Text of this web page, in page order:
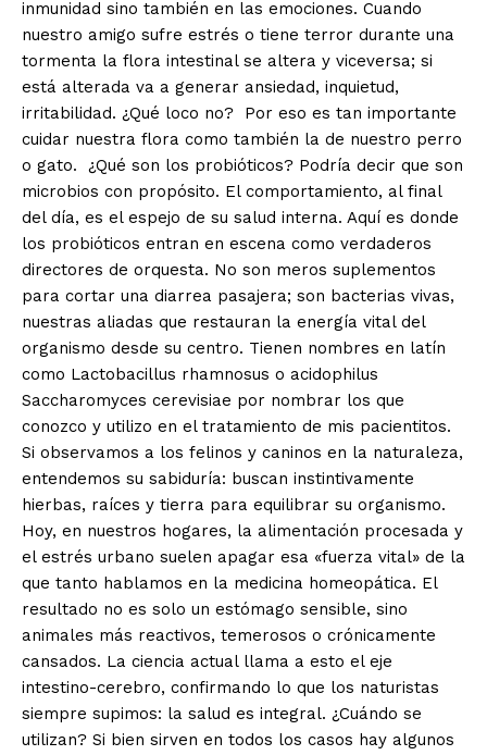
inmunidad sino también en las emociones. Cuando
nuestro amigo sufre estrés o tiene terror durante una
tormenta la flora intestinal se altera y viceversa; si
está alterada va a generar ansiedad, inquietud,
irritabilidad. ¿Qué loco no? Por eso es tan importante
cuidar nuestra flora como también la de nuestro perro
o gato. ¿Qué son los probióticos? Podría decir que son
microbios con propósito. El comportamiento, al final
del día, es el espejo de su salud interna. Aquí es donde
los probióticos entran en escena como verdaderos
directores de orquesta. No son meros suplementos
para cortar una diarrea pasajera; son bacterias vivas,
nuestras aliadas que restauran la energía vital del
organismo desde su centro. Tienen nombres en latín
como Lactobacillus rhamnosus o acidophilus
Saccharomyces cerevisiae por nombrar los que
conozco y utilizo en el tratamiento de mis pacientitos.
Si observamos a los felinos y caninos en la naturaleza,
entendemos su sabiduría: buscan instintivamente
hierbas, raíces y tierra para equilibrar su organismo.
Hoy, en nuestros hogares, la alimentación procesada y
el estrés urbano suelen apagar esa «fuerza vital» de la
que tanto hablamos en la medicina homeopática. El
resultado no es solo un estómago sensible, sino
animales más reactivos, temerosos o crónicamente
cansados. La ciencia actual llama a esto el eje
intestino-cerebro, confirmando lo que los naturistas
siempre supimos: la salud es integral. ¿Cuándo se
utilizan? Si bien sirven en todos los casos hay algunos